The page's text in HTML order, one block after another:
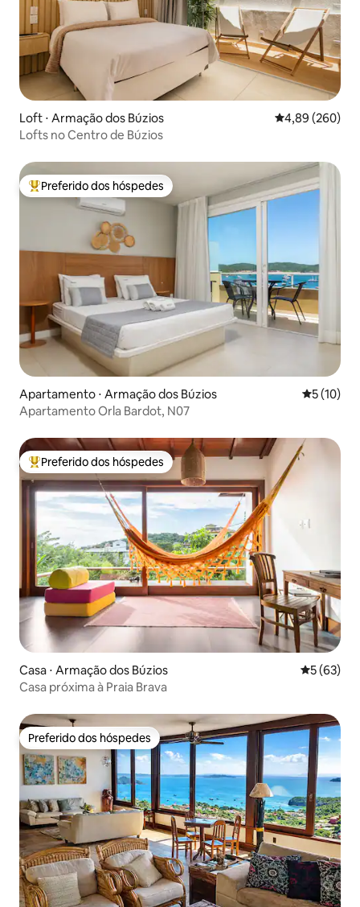
Loft ⋅ Armação dos Búzios 4,89 de uma
4,89 (260)
Lofts no Centro de Búzios
Entre os melhores preferidos dos hóspedes
Preferido dos hóspedes
Apartamento ⋅ Armação dos Búzios 5 de uma
5 (10)
Apartamento Orla Bardot, N07
Entre os melhores preferidos dos hóspedes
Preferido dos hóspedes
Casa ⋅ Armação dos Búzios 5 de uma
5 (63)
Casa próxima à Praia Brava
Preferido dos hóspedes
Preferido dos hóspedes